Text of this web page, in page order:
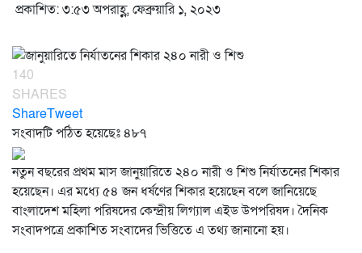
প্রকাশিত: ৩:৫৩ অপরাহ্ণ, ফেব্রুয়ারি ১, ২০২৩
140
SHARES
ShareTweet
সংবাদটি পঠিত হয়েছেঃ৪৮৭
নতুন বছরের প্রথম মাস জানুয়ারিতে ২৪০ নারী ও শিশু নির্যাতনের শিকার
হয়েছেন। এর মধ্যে ৫৪ জন ধর্ষণের শিকার হয়েছেন বলে জানিয়েছে
বাংলাদেশ মহিলা পরিষদের কেন্দ্রীয় লিগ্যাল এইড উপপরিষদ। দৈনিক
সংবাদপত্রে প্রকাশিত সংবাদের ভিত্তিতে এ তথ্য জানানো হয়।